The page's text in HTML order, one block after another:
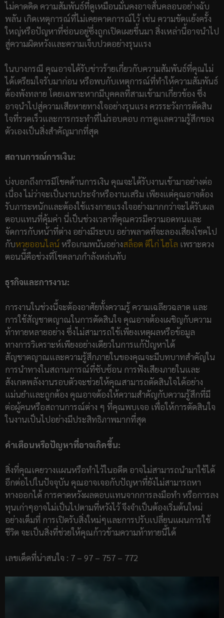
ไม่คาดคิด ความสัมพันธ์ที่ดูเหมือนมั่นคงอาจสั่นคลอนอย่างฉับ
พลัน เกิดเหตุการณ์ที่ไม่เคยคาดการณ์ไว้ เช่น ความขัดแย้งครั้ง
ใหญ่หรือปัญหาที่ซ่อนอยู่ซึ่งถูกเปิดเผยขึ้นมา สิ่งเหล่านี้อาจนำไป
สู่ความผิดหวังและความเจ็บปวดอย่างรุนแรง
ในบางกรณี คุณอาจได้รับข่าวร้ายเกี่ยวกับความสัมพันธ์ที่คุณไม่
ได้เตรียมใจรับมาก่อน หรือพบกับเหตุการณ์ที่ทำให้ความสัมพันธ์
ต้องพังทลาย โดยเฉพาะหากมีบุคคลที่สามเข้ามาเกี่ยวข้อง ซึ่ง
อาจนำไปสู่ความเสียหายทางใจอย่างรุนแรง ควรระวังการตัดสิน
ใจที่รวดเร็วและการกระทำที่ไม่รอบคอบ การดูแลความรู้สึกของ
ตัวเองเป็นสิ่งสำคัญมากที่สุด
สถานการณ์การเงิน:
บ่งบอกถึงการมีโชคด้านการเงิน คุณจะได้รับงานเข้ามาอย่างต่อ
เนื่อง ไม่ว่าจะเป็นงานประจำหรืองานเสริม เพียงแต่คุณอาจต้อง
รับภาระหนักและต้องใช้แรงกายแรงใจอย่างมากกว่าจะได้รับผล
ตอบแทนที่คุ้มค่า นี่เป็นช่วงเวลาที่คุณควรมีความอดทนและ
จัดการกับหน้าที่ต่าง อย่างมีระบบ อย่าพลาดที่จะลองเสี่ยงโชคไป
กับหวยออนไลน์ หรือเกมพนันอย่างสล็อต ตีไก่ ไฮโล เพราะดวง
ตอนนี้คือช่วงที่โชคลาภกำลังหล่นทับ
ธุรกิจและการงาน:
การงานในช่วงนี้จะต้องอาศัยทั้งความรู้ ความเฉลียวฉลาด และ
การใช้สัญชาตญาณในการตัดสินใจ คุณอาจต้องเผชิญกับความ
ท้าทายหลายอย่าง ซึ่งไม่สามารถใช้เพียงเหตุผลหรือข้อมูล
ทางการวิเคราะห์เพียงอย่างเดียวในการแก้ปัญหาได้
สัญชาตญาณและความรู้สึกภายในของคุณจะมีบทบาทสำคัญใน
การนำทางในสถานการณ์ที่ซับซ้อน การฟังเสียงภายในและ
สังเกตพลังงานรอบตัวจะช่วยให้คุณสามารถตัดสินใจได้อย่าง
แม่นยำและถูกต้อง คุณอาจต้องให้ความสำคัญกับความรู้สึกที่มี
ต่อผู้คนหรือสถานการณ์ต่าง ๆ ที่คุณพบเจอ เพื่อให้การตัดสินใจ
ในงานเป็นไปอย่างมีประสิทธิภาพมากที่สุด
คำเตือนหรือปัญหาที่อาจเกิดขึ้น:
สิ่งที่คุณเคยวางแผนหรือทำไว้ในอดีต อาจไม่สามารถนำมาใช้ได้
อีกต่อไปในปัจจุบัน คุณอาจเจอกับปัญหาที่ยังไม่สามารถหา
ทางออกได้ การคาดหวังผลตอบแทนจากการลงมือทำ หรือการลง
ทุนเก่าๆอาจไม่เป็นไปตามที่หวังไว้ จึงจำเป็นต้องเริ่มต้นใหม่
อย่างเต็มที่ การเปิดรับสิ่งใหม่ๆและการปรับเปลี่ยนแผนการใช้
ชีวิต จะเป็นสิ่งที่ช่วยให้คุณก้าวข้ามความท้าทายนี้ได้
เลขเด็ดที่น่าสนใจ : 7 – 97 – 757 – 772